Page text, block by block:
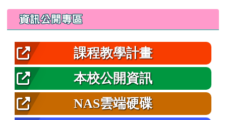
左邊區域內容
資訊公開專區
課程教學計畫
本校公開資訊
NAS雲端硬碟